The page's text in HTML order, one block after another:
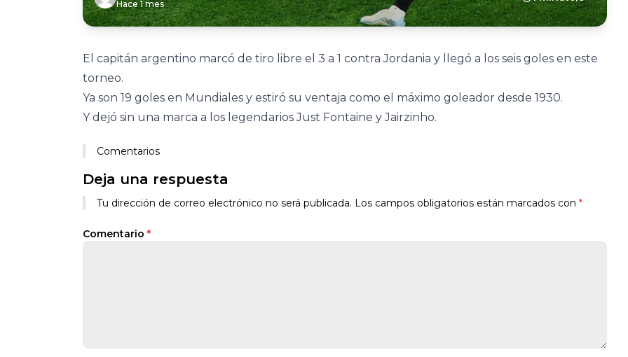
Hace 1 mes
El capitán argentino marcó de tiro libre el 3 a 1 contra Jordania y llegó a los seis goles en este
torneo.
Ya son 19 goles en Mundiales y estiró su ventaja como el máximo goleador desde 1930.
Y dejó sin una marca a los legendarios Just Fontaine y Jairzinho.
Comentarios
Deja una respuesta
Tu dirección de correo electrónico no será publicada. Los campos obligatorios están marcados con *
Comentario *